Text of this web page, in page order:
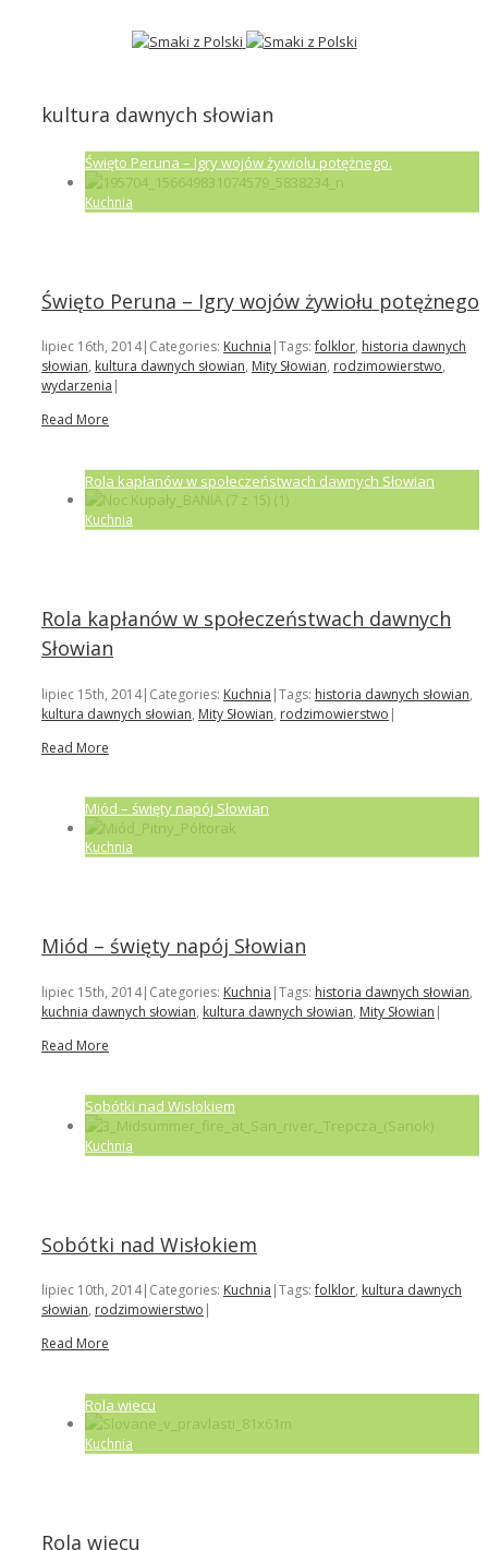
kultura dawnych słowian
Święto Peruna – Igry wojów żywiołu potężnego.
Kuchnia
Święto Peruna – Igry wojów żywiołu potężnego.
lipiec 16th, 2014| Categories: Kuchnia |Tags:folklor, historia dawnych
słowian, kultura dawnych słowian, Mity Słowian, rodzimowierstwo,
wydarzenia |
Read More
Rola kapłanów w społeczeństwach dawnych Słowian
Kuchnia
Rola kapłanów w społeczeństwach dawnych
Słowian
lipiec 15th, 2014| Categories: Kuchnia |Tags: historia dawnych słowian,
kultura dawnych słowian, Mity Słowian, rodzimowierstwo |
Read More
Miód – święty napój Słowian
Kuchnia
Miód – święty napój Słowian
lipiec 15th, 2014| Categories: Kuchnia |Tags: historia dawnych słowian,
kuchnia dawnych słowian, kultura dawnych słowian, Mity Słowian |
Read More
Sobótki nad Wisłokiem
Kuchnia
Sobótki nad Wisłokiem
lipiec 10th, 2014| Categories: Kuchnia |Tags:folklor, kultura dawnych
słowian, rodzimowierstwo |
Read More
Rola wiecu
Kuchnia
Rola wiecu